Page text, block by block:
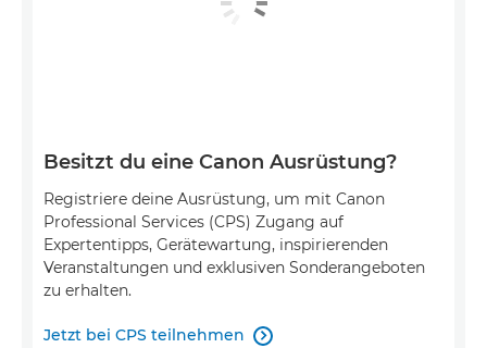
Besitzt du eine Canon Ausrüstung?
Registriere deine Ausrüstung, um mit Canon
Professional Services (CPS) Zugang auf
Expertentipps, Gerätewartung, inspirierenden
Veranstaltungen und exklusiven Sonderangeboten
zu erhalten.
Jetzt bei CPS teilnehmen 